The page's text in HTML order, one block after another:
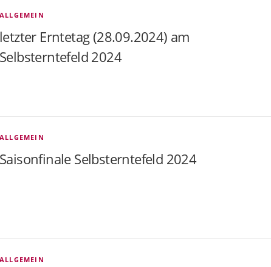
ALLGEMEIN
letzter Erntetag (28.09.2024) am
Selbsterntefeld 2024
ALLGEMEIN
Saisonfinale Selbsterntefeld 2024
ALLGEMEIN